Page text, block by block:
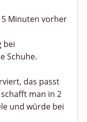
Minuten vorher
bei
Schuhe.
das passt
man in 2
und würde bei